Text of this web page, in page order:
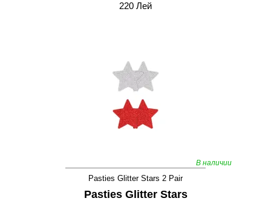
220 Лей
В наличии
Pasties Glitter Stars 2 Pair
Pasties Glitter Stars